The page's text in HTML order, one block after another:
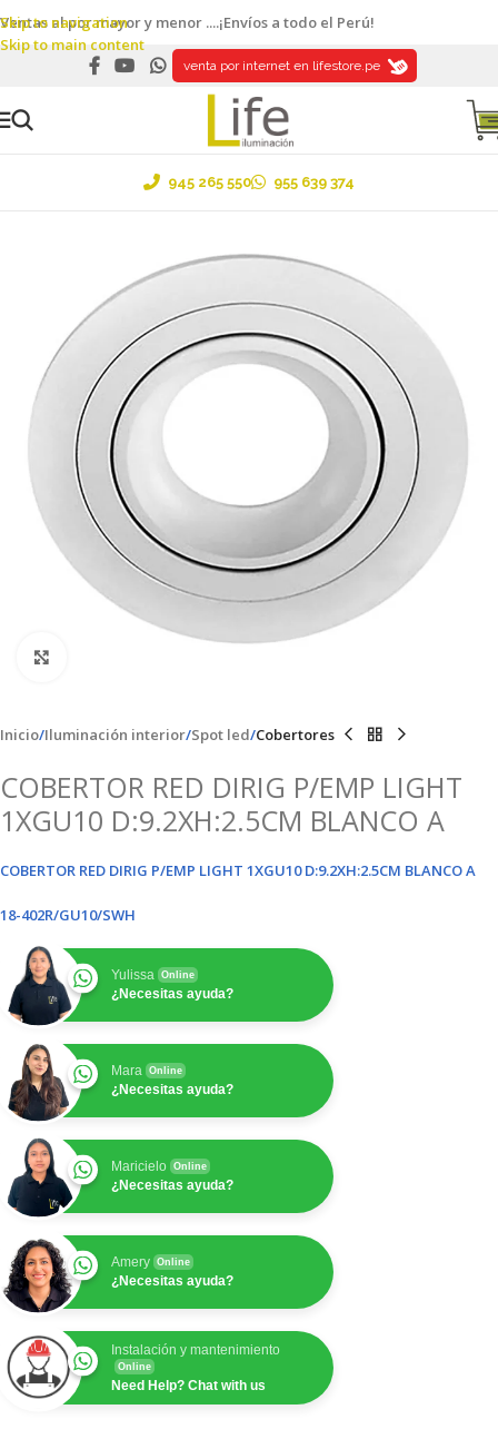
Skip to navigation
Skip to main content
Ventas al por mayor y menor ....¡Envíos a todo el Perú!
venta por internet en lifestore.pe
945 265 550 955 639 374
Inicio Iluminación interior Spot led Cobertores
COBERTOR RED DIRIG P/EMP LIGHT
1XGU10 D:9.2XH:2.5CM BLANCO A
COBERTOR RED DIRIG P/EMP LIGHT 1XGU10 D:9.2XH:2.5CM BLANCO A
18-402R/GU10/SWH
Yulissa Online
¿Necesitas ayuda?
Mara Online
¿Necesitas ayuda?
Maricielo Online
¿Necesitas ayuda?
Amery Online
¿Necesitas ayuda?
Instalación y mantenimiento
Online
Need Help? Chat with us